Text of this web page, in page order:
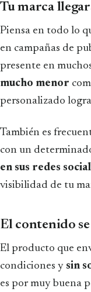
Tu marca
Piensa en todo lo
en campañas de
presente en
mucho menor
personalizado
También es
con un
en sus redes
visibilidad de tu
El contenido
El producto que
condiciones y sin
es por muy buena